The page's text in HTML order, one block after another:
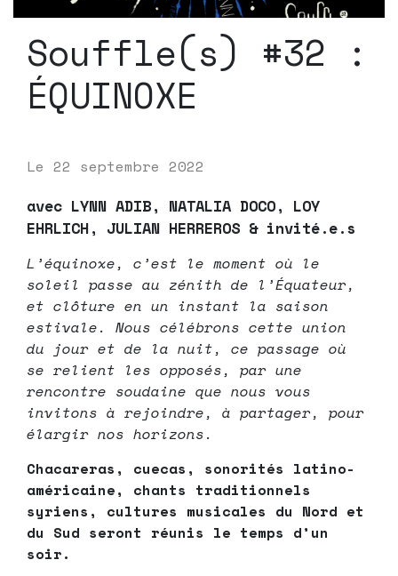
Souffle(s) #32 :
ÉQUINOXE
Le 22 septembre 2022
avec LYNN ADIB, NATALIA DOCO, LOY
EHRLICH, JULIAN HERREROS & invité.e.s
L’équinoxe, c’est le moment où le
soleil passe au zénith de l’Équateur,
et clôture en un instant la saison
estivale. Nous célébrons cette union
du jour et de la nuit, ce passage où
se relient les opposés, par une
rencontre soudaine que nous vous
invitons à rejoindre, à partager, pour
élargir nos horizons.
Chacareras, cuecas, sonorités latino-
américaine, chants traditionnels
syriens, cultures musicales du Nord et
du Sud seront réunis le temps d’un
soir.